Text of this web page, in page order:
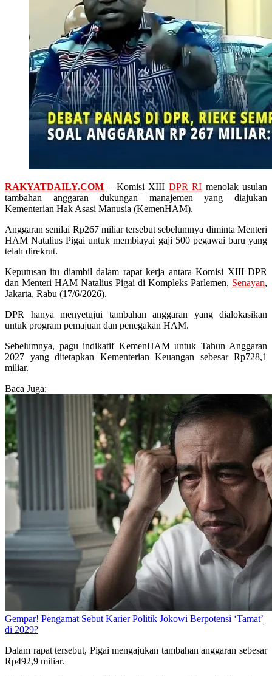
RAKYATDAILY.COM – Komisi XIII DPR RI menolak usulan
tambahan anggaran dukungan manajemen yang diajukan
Kementerian Hak Asasi Manusia (KemenHAM).
Anggaran senilai Rp267 miliar tersebut sebelumnya diminta Menteri
HAM Natalius Pigai untuk membiayai gaji 500 pegawai baru yang
telah direkrut.
Keputusan itu diambil dalam rapat kerja antara Komisi XIII DPR
dan Menteri HAM Natalius Pigai di Kompleks Parlemen, Senayan,
Jakarta, Rabu (17/6/2026).
DPR hanya menyetujui tambahan anggaran yang dialokasikan
untuk program pemajuan dan penegakan HAM.
Sebelumnya, pagu indikatif KemenHAM untuk Tahun Anggaran
2027 yang ditetapkan Kementerian Keuangan sebesar Rp728,1
miliar.
Baca Juga:
Gempar! Pengamat Sebut Karier Politik Jokowi Berpotensi ‘Tamat’
di 2029?
Dalam rapat tersebut, Pigai mengajukan tambahan anggaran sebesar
Rp492,9 miliar.